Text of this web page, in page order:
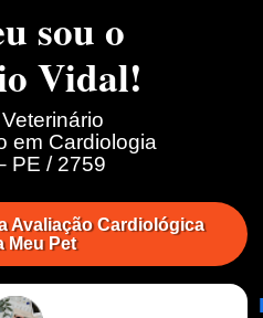
sou o
Vidal!
em Cardiologia
PE / 2759
Avaliação Cardiológica
Meu Pet